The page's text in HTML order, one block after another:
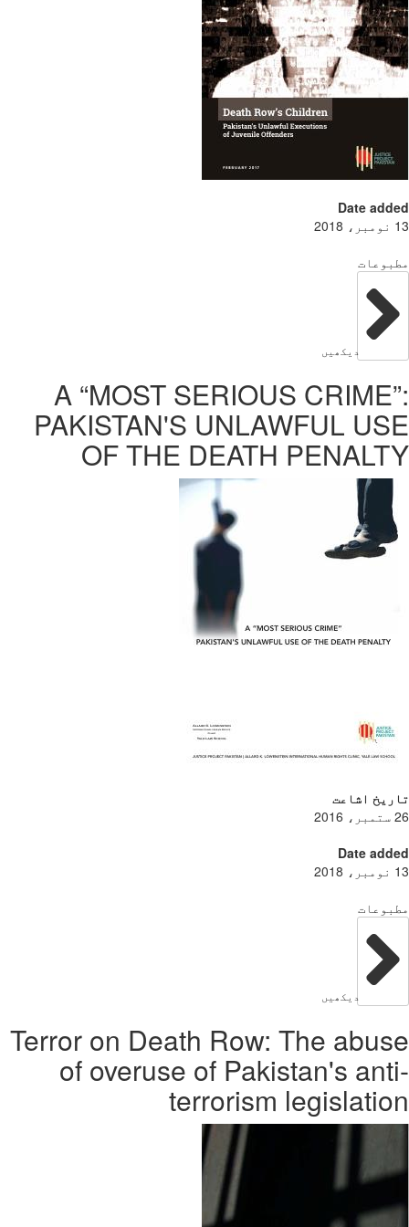
Date
دیکھیں
A “MOST SERIOUS
PAKISTAN'S UNLAWFUL
OF THE DEATH
اشاعت
Date
دیکھیں
Terror on Death Row: The
of overuse of Pakistan's
terrorism